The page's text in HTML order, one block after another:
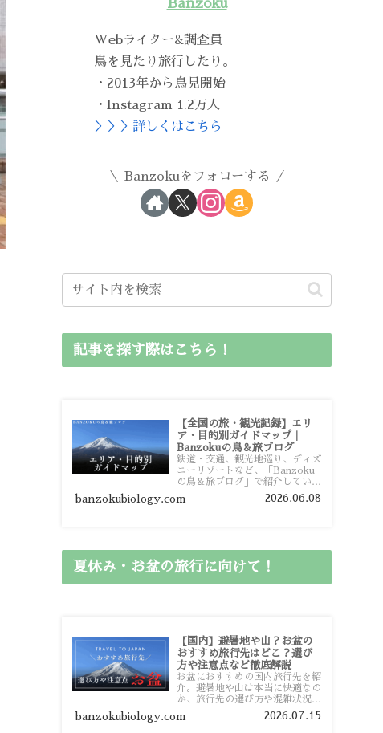
Banzoku
Webライター&調査員
鳥を見たり旅行したり。
・2013年から鳥見開始
・Instagram 1.2万人
＞＞＞詳しくはこちら
Banzokuをフォローする
記事を探す際はこちら！
【全国の旅・観光記録】エリ
ア・目的別ガイドマップ｜
Banzokuの鳥＆旅ブログ
鉄道・交通、観光地巡り、ディズ
ニーリゾートなど、「Banzoku
の鳥＆旅ブログ」で紹介している
全国の旅行・観光記録をエリアや
目的別に整理しました。あなたが
banzokubiology.com 2026.06.08
夏休み・お盆の旅行に向けて！
【国内】避暑地や山？お盆の
おすすめ旅行先はどこ？選び
方や注意点など徹底解説
お盆におすすめの国内旅行先を紹
介。避暑地や山は本当に快適なの
か、旅行先の選び方や混雑状況、
注意点、比較的混雑を避けやすい
おすすめスポットまで旅行前に役
banzokubiology.com 2026.07.15